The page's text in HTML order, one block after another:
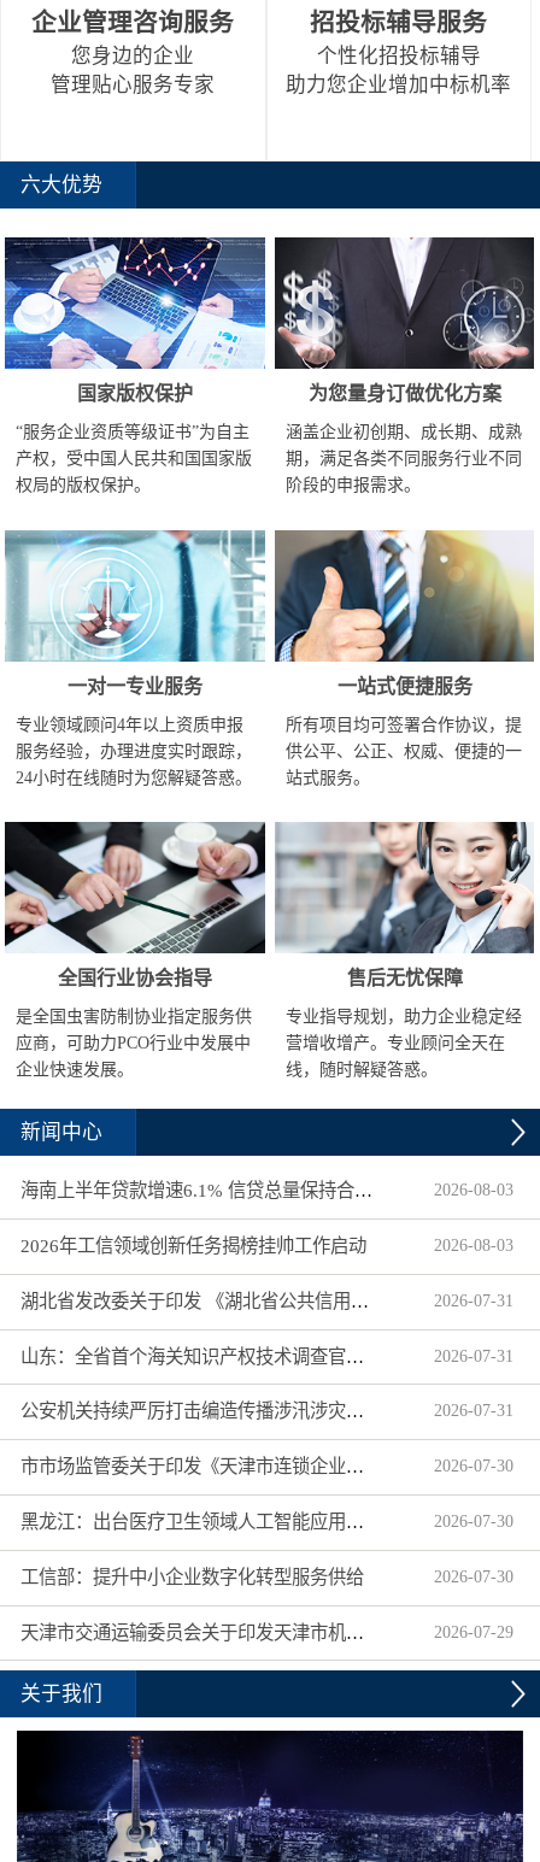
企业管理咨询服务
您身边的企业
管理贴心服务专家
招投标辅导服务
个性化招投标辅导
助力您企业增加中标机率
六大优势
国家版权保护
“服务企业资质等级证书”为自主
产权，受中国人民共和国国家版
权局的版权保护。
为您量身订做优化方案
涵盖企业初创期、成长期、成熟
期，满足各类不同服务行业不同
阶段的申报需求。
一对一专业服务
专业领域顾问4年以上资质申报
服务经验，办理进度实时跟踪，
24小时在线随时为您解疑答惑。
一站式便捷服务
所有项目均可签署合作协议，提
供公平、公正、权威、便捷的一
站式服务。
全国行业协会指导
是全国虫害防制协业指定服务供
应商，可助力PCO行业中发展中
企业快速发展。
售后无忧保障
专业指导规划，助力企业稳定经
营增收增产。专业顾问全天在
线，随时解疑答惑。
新闻中心
海南上半年贷款增速6.1% 信贷总量保持合理平稳增长 2026-08-03
2026年工信领域创新任务揭榜挂帅工作启动 2026-08-03
湖北省发改委关于印发 《湖北省公共信用信息目录（2026年版）》的通知 2026-07-31
山东：全省首个海关知识产权技术调查官制度落地济南自贸片区 2026-07-31
公安机关持续严厉打击编造传播涉汛涉灾网络谣言 2026-07-31
市市场监管委关于印发《天津市连锁企业食品经营许可“先证后核”信用承诺审批实施办法》的通知 2026-07-30
黑龙江：出台医疗卫生领域人工智能应用工作实施方案 2026-07-30
工信部：提升中小企业数字化转型服务供给 2026-07-30
天津市交通运输委员会关于印发天津市机动车驾驶员培训机构及教练员综合信用评价管理办法的通知 2026-07-29
关于我们